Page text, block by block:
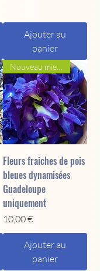
Ajouter au
panier
Fleurs fraiches de pois
bleues dynamisées
Guadeloupe
uniquement
Prix
10,00 €
Ajouter au
panier